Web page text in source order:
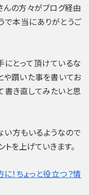
んの方々がブログ経由
で本当にありがとうご
にとって頂けているな
や躓いた事を書いてお
書き直してみたいと思
方もいるようなので
を上げていきます。
！ちょっと役立つ？情